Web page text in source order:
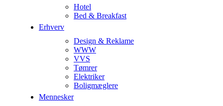
Hotel
Bed & Breakfast
Erhverv
Design & Reklame
WWW
VVS
Tømrer
Elektriker
Boligmæglere
Mennesker